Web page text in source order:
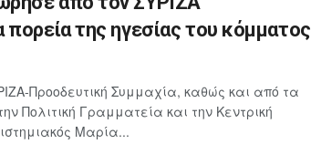
πορεία της ηγεσίας του κόμματος
Προοδευτική Συμμαχία, καθώς και από τα
Πολιτική Γραμματεία και την Κεντρική
Μαρία...